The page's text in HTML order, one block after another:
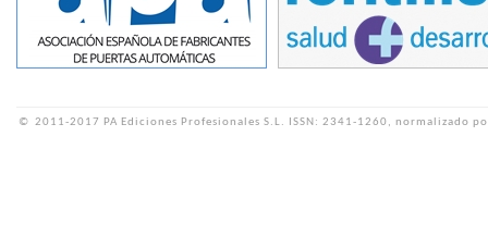
© 2011-2017 PA Ediciones Profesionales S.L. ISSN: 2341-1260, normalizado